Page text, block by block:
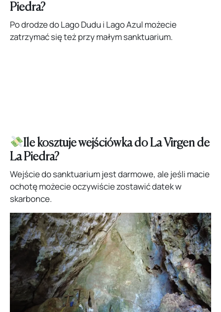
Piedra?
Po drodze do Lago Dudu i Lago Azul możecie
zatrzymać się też przy małym sanktuarium.
Ile kosztuje wejściówka do La Virgen de
La Piedra?
Wejście do sanktuarium jest darmowe, ale jeśli macie
ochotę możecie oczywiście zostawić datek w
skarbonce.